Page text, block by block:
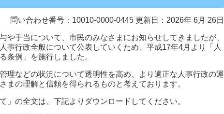
問い合わせ番号：10010-0000-0445 更新日：2026年 6月 26日
や手当について、市民のみなさまにお知らせしてきましたが、
事行政全般について公表していくため、平成17年4月より「人
条例」を施行しました。
理などの状況について透明性を高め、より適正な人事行政の運
まの理解と信頼を得られるものと考えております。
の全文は、下記よりダウンロードしてください。